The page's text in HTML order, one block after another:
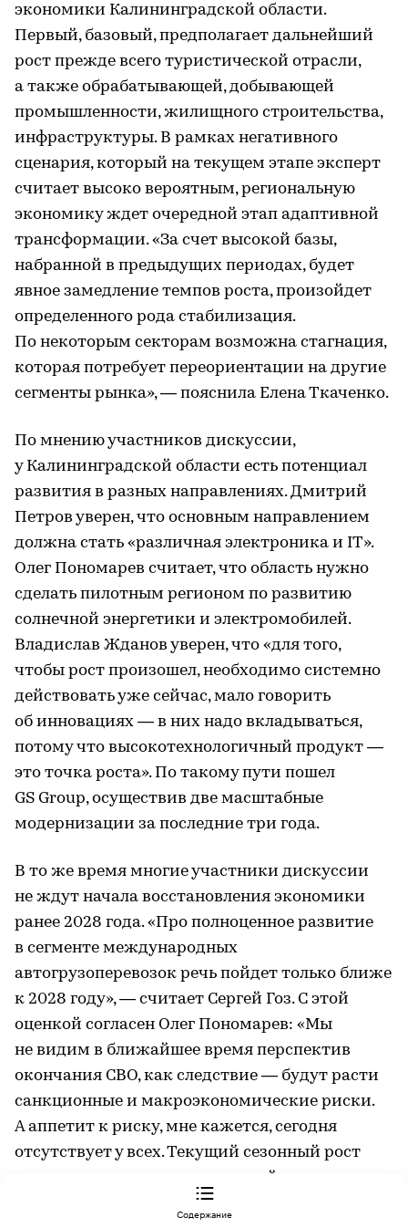
экономики Калининградской области.
Первый, базовый, предполагает дальнейший
рост прежде всего туристической отрасли,
а также обрабатывающей, добывающей
промышленности, жилищного строительства,
инфраструктуры. В рамках негативного
сценария, который на текущем этапе эксперт
считает высоко вероятным, региональную
экономику ждет очередной этап адаптивной
трансформации. «За счет высокой базы,
набранной в предыдущих периодах, будет
явное замедление темпов роста, произойдет
определенного рода стабилизация.
По некоторым секторам возможна стагнация,
которая потребует переориентации на другие
сегменты рынка», — пояснила Елена Ткаченко.
По мнению участников дискуссии,
у Калининградской области есть потенциал
развития в разных направлениях. Дмитрий
Петров уверен, что основным направлением
должна стать «различная электроника и IT».
Олег Пономарев считает, что область нужно
сделать пилотным регионом по развитию
солнечной энергетики и электромобилей.
Владислав Жданов уверен, что «для того,
чтобы рост произошел, необходимо системно
действовать уже сейчас, мало говорить
об инновациях — в них надо вкладываться,
потому что высокотехнологичный продукт —
это точка роста». По такому пути пошел
GS Group, осуществив две масштабные
модернизации за последние три года.
В то же время многие участники дискуссии
не ждут начала восстановления экономики
ранее 2028 года. «Про полноценное развитие
в сегменте международных
автогрузоперевозок речь пойдет только ближе
к 2028 году», — считает Сергей Гоз. С этой
оценкой согласен Олег Пономарев: «Мы
не видим в ближайшее время перспектив
окончания СВО, как следствие — будут расти
санкционные и макроэкономические риски.
А аппетит к риску, мне кажется, сегодня
отсутствует у всех. Текущий сезонный рост
нельзя принимать за системный рост», —
Содержание